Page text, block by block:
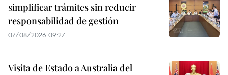
simplificar trámites sin reducir
responsabilidad de gestión
07/08/2026 09:27
Visita de Estado a Australia del